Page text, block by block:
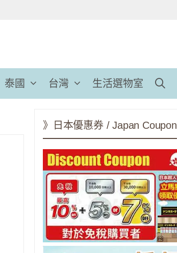
泰國 台灣 生活選物室
》日本優惠券 / Japan Coupon